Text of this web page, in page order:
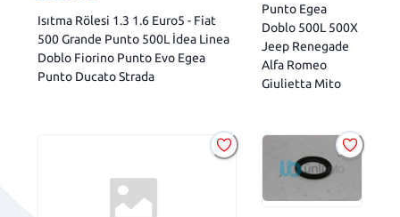
Isıtma Rölesi 1.3 1.6 Euro5 - Fiat
500 Grande Punto 500L İdea Linea
Doblo Fiorino Punto Evo Egea
Punto Ducato Strada
Punto Egea
Doblo 500L 500X
Jeep Renegade
Alfa Romeo
Giulietta Mito